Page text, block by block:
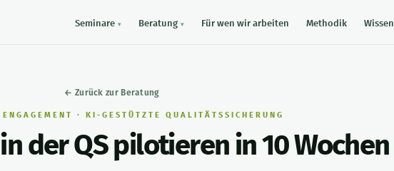
Seminare Beratung Für wen wir arbeiten Methodik Wissen
← Zurück zur Beratung
· KI-GESTÜTZTE QUALITÄTSSICHERUNG
der QS pilotieren in 10 Wochen